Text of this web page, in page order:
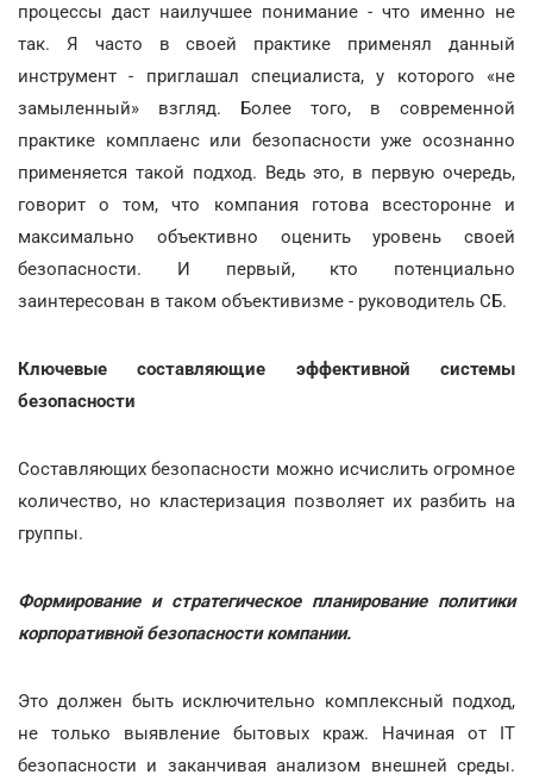
процессы даст наилучшее понимание - что именно не
так. Я часто в своей практике применял данный
инструмент - приглашал специалиста, у которого «не
замыленный» взгляд. Более того, в современной
практике комплаенс или безопасности уже осознанно
применяется такой подход. Ведь это, в первую очередь,
говорит о том, что компания готова всесторонне и
максимально объективно оценить уровень своей
безопасности. И первый, кто потенциально
заинтересован в таком объективизме - руководитель СБ.
Ключевые составляющие эффективной системы
безопасности
Составляющих безопасности можно исчислить огромное
количество, но кластеризация позволяет их разбить на
группы.
Формирование и стратегическое планирование политики
корпоративной безопасности компании.
Это должен быть исключительно комплексный подход,
не только выявление бытовых краж. Начиная от ІТ
безопасности и заканчивая анализом внешней среды.